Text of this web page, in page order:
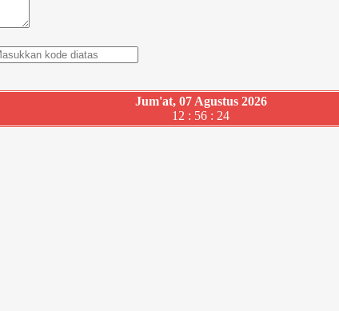
Jum'at, 07 Agustus 2026
12 : 56 : 25